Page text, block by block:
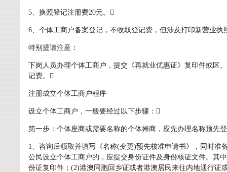
5、换照登记注册费20元。
6、个体工商户备案登记，不收取登记费，但涉及打印新营业
特别提请注意：
下岗人员办理个体工商户，提交《再就业优惠证》复印件或区
记费。
注册成立个体工商户程序
设立个体工商户，一般要经过以下步骤：
第一步：个体座商或需要名称的个体摊商，应先办理名称预先
1、咨询后领取并填写《名称(变更)预先核准申请书》，同时准
公民设立个体工商户的，应提交身份证件及身份核证文件。其
份证复印件；(2)港澳同胞回乡证或者港澳居民来往内地通行证